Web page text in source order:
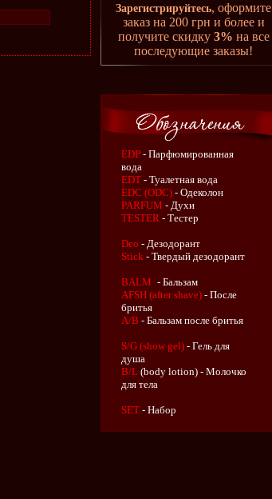
Зарегистрируйтесь, оформите
заказ на 200 грн и более и
получите скидку 3% на все
последующие заказы!
EDP - Парфюмированная
вода
EDT - Туалетная вода
EDC (ODC) - Одеколон
PARFUM - Духи
TESTER - Тестер
Deo - Дезодорант
Stick - Твердый дезодорант
BALM - Бальзам
AFSH (after shave) - После
бритья
A/B - Бальзам после бритья
S/G (show gel) - Гель для
душа
B/L (body lotion) - Молочко
для тела
SET - Набор